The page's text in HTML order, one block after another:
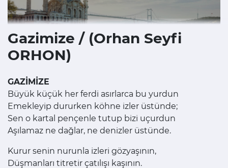
Gazimize / (Orhan Seyfi
ORHON)
GAZİMİZE
Büyük küçük her ferdi asırlarca bu yurdun
Emekleyip dururken köhne izler üstünde;
Sen o kartal pençenle tutup bizi uçurdun
Aşılamaz ne dağlar, ne denizler üstünde.
Kurur senin nurunla izleri gözyaşının,
Düşmanları titretir çatılışı kaşının.